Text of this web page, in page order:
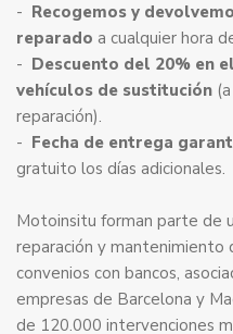
- Recogemos y
reparado a cualquier hora
- Descuento del 20% en
vehículos de sustitución
reparación).
- Fecha de entrega
gratuito los días adicionales.
Motoinsitu forman parte de
reparación y
convenios con bancos,
empresas de Barcelona y
de 120.000 intervenciones